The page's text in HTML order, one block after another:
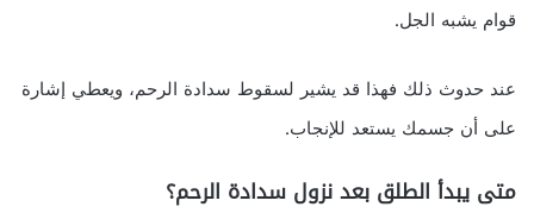
قوام يشبه الجل.
عند حدوث ذلك فهذا قد يشير لسقوط سدادة الرحم، ويعطي إشارة
على أن جسمك يستعد للإنجاب.
متى يبدأ الطلق بعد نزول سدادة الرحم؟